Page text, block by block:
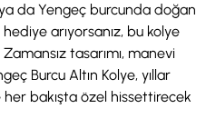
da Yengeç burcunda doğan
arıyorsanız, bu kolye
tasarımı, manevi
Burcu Altın Kolye, yıllar
bakışta özel hissettirecek